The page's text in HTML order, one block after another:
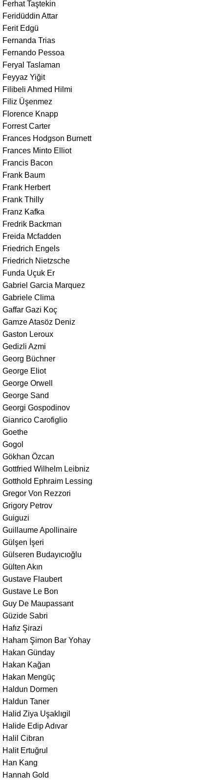
Ferhat Taştekin
Feridüddin Attar
Ferit Edgü
Fernanda Trias
Fernando Pessoa
Feryal Taslaman
Feyyaz Yiğit
Filibeli Ahmed Hilmi
Filiz Üşenmez
Florence Knapp
Forrest Carter
Frances Hodgson Burnett
Frances Minto Elliot
Francis Bacon
Frank Baum
Frank Herbert
Frank Thilly
Franz Kafka
Fredrik Backman
Freida Mcfadden
Friedrich Engels
Friedrich Nietzsche
Funda Uçuk Er
Gabriel Garcia Marquez
Gabriele Clima
Gaffar Gazi Koç
Gamze Atasöz Deniz
Gaston Leroux
Gedizli Azmi
Georg Büchner
George Eliot
George Orwell
George Sand
Georgi Gospodinov
Gianrico Carofiglio
Goethe
Gogol
Gökhan Özcan
Gottfried Wilhelm Leibniz
Gotthold Ephraim Lessing
Gregor Von Rezzori
Grigory Petrov
Guiguzi
Guillaume Apollinaire
Gülşen İşeri
Gülseren Budayıcıoğlu
Gülten Akın
Gustave Flaubert
Gustave Le Bon
Guy De Maupassant
Güzide Sabri
Hafız Şirazi
Haham Şimon Bar Yohay
Hakan Günday
Hakan Kağan
Hakan Mengüç
Haldun Dormen
Haldun Taner
Halid Ziya Uşaklıgil
Halide Edip Adıvar
Halil Cibran
Halit Ertuğrul
Han Kang
Hannah Gold